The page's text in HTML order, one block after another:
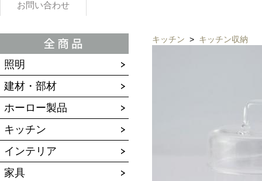
お問い合わせ
照明
建材・部材
ホーロー製品
キッチン
インテリア
家具
キッチン > キッチン収納